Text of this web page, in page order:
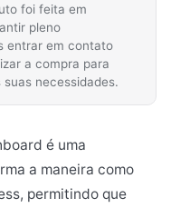
foi feita em
pleno
entrar em contato
a compra para
necessidades.
é uma
a maneira como
permitindo que